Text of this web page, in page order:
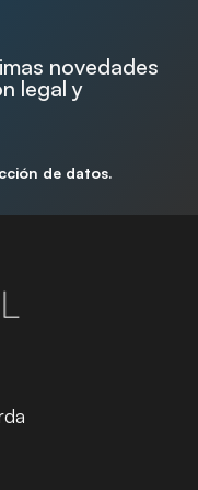
novedades
legal y
de datos.